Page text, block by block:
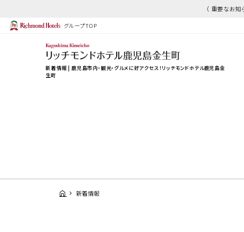
（ 重要なお
グループTOP
新着情報 | 鹿児島市内・観光・グルメに好アクセス！リッチモンドホテル鹿児島金
生町
新着情報